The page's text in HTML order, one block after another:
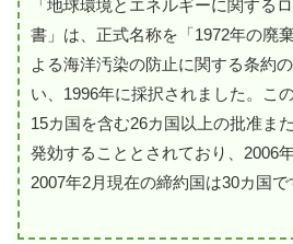
「地球環境とエネルギーに関する
書」は、正式名称を「1972年の廃
よる海洋汚染の防止に関する条約
い、1996年に採択されました。こ
15カ国を含む26カ国以上の批准ま
発効することとされており、2006
2007年2月現在の締約国は30カ国で